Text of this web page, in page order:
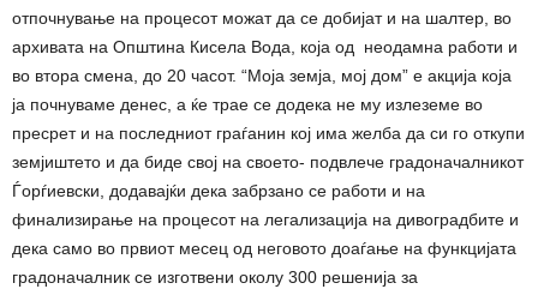
отпочнување на процесот можат да се добијат и на шалтер, во
архивата на Општина Кисела Вода, која од неодамна работи и
во втора смена, до 20 часот. “Моја земја, мој дом” е акција која
ја почнуваме денес, а ќе трае се додека не му излеземе во
пресрет и на последниот граѓанин кој има желба да си го откупи
земјиштето и да биде свој на своето- подвлече градоначалникот
Ѓорѓиевски, додавајќи дека забрзано се работи и на
финализирање на процесот на легализација на дивоградбите и
дека само во првиот месец од неговото доаѓање на функцијата
градоначалник се изготвени околу 300 решенија за